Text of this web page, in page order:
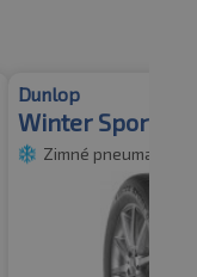
Dunlop
Winter Sport 5
Zimné pneumatiky